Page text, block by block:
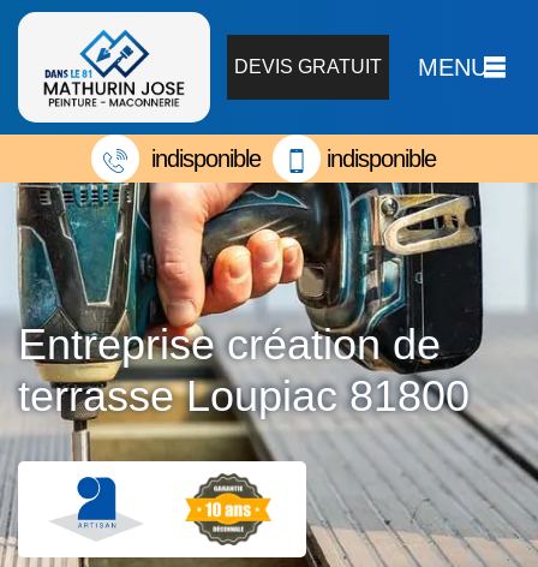
DEVIS GRATUIT MENU
indisponible indisponible
Entreprise création de
terrasse Loupiac 81800